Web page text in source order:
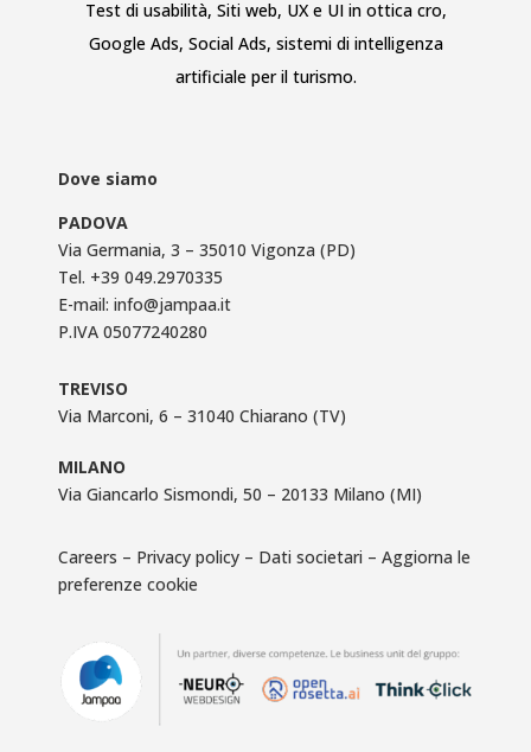
Test di usabilità, Siti web, UX e UI in ottica cro,
Google Ads, Social Ads, sistemi di intelligenza
artificiale per il turismo.
Dove siamo
PADOVA
Via Germania, 3 – 35010 Vigonza (PD)
Tel. +39 049.2970335
E-mail: info@jampaa.it
P.IVA 05077240280
TREVISO
Via Marconi, 6 – 31040 Chiarano (TV)
MILANO
Via Giancarlo Sismondi, 50 – 20133 Milano (MI)
Careers – Privacy policy – Dati societari – Aggiorna le
preferenze cookie